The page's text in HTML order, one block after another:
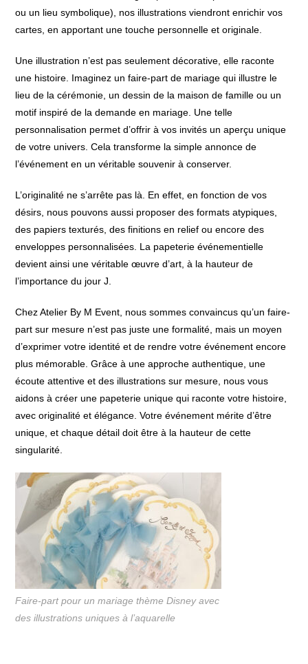
ou un lieu symbolique), nos illustrations viendront enrichir vos
cartes, en apportant une touche personnelle et originale.
Une illustration n’est pas seulement décorative, elle raconte
une histoire. Imaginez un faire-part de mariage qui illustre le
lieu de la cérémonie, un dessin de la maison de famille ou un
motif inspiré de la demande en mariage. Une telle
personnalisation permet d’offrir à vos invités un aperçu unique
de votre univers. Cela transforme la simple annonce de
l’événement en un véritable souvenir à conserver.
L’originalité ne s’arrête pas là. En effet, en fonction de vos
désirs, nous pouvons aussi proposer des formats atypiques,
des papiers texturés, des finitions en relief ou encore des
enveloppes personnalisées. La papeterie événementielle
devient ainsi une véritable œuvre d’art, à la hauteur de
l’importance du jour J.
Chez Atelier By M Event, nous sommes convaincus qu’un faire-
part sur mesure n’est pas juste une formalité, mais un moyen
d’exprimer votre identité et de rendre votre événement encore
plus mémorable. Grâce à une approche authentique, une
écoute attentive et des illustrations sur mesure, nous vous
aidons à créer une papeterie unique qui raconte votre histoire,
avec originalité et élégance. Votre événement mérite d’être
unique, et chaque détail doit être à la hauteur de cette
singularité.
Faire-part pour un mariage thème Disney avec
des illustrations uniques à l’aquarelle